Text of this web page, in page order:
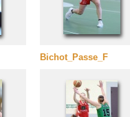
Bichot_Passe_F